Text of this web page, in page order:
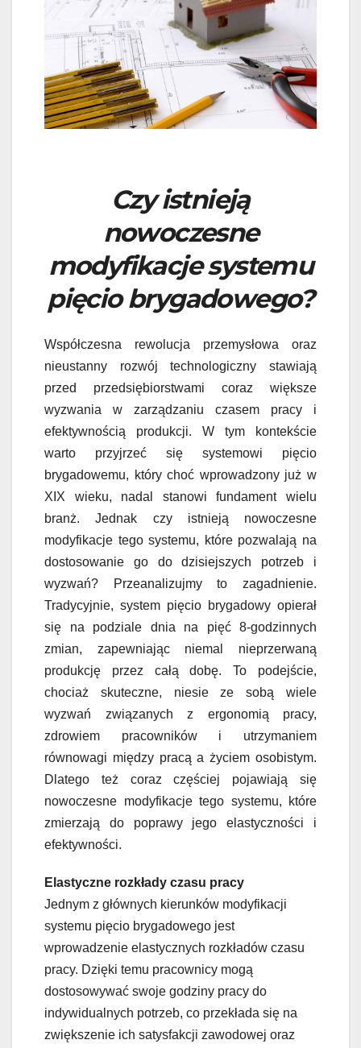
Czy istnieją
nowoczesne
modyfikacje systemu
pięcio brygadowego?
Współczesna rewolucja przemysłowa oraz
nieustanny rozwój technologiczny stawiają
przed przedsiębiorstwami coraz większe
wyzwania w zarządzaniu czasem pracy i
efektywnością produkcji. W tym kontekście
warto przyjrzeć się systemowi pięcio
brygadowemu, który choć wprowadzony już w
XIX wieku, nadal stanowi fundament wielu
branż. Jednak czy istnieją nowoczesne
modyfikacje tego systemu, które pozwalają na
dostosowanie go do dzisiejszych potrzeb i
wyzwań? Przeanalizujmy to zagadnienie.
Tradycyjnie, system pięcio brygadowy opierał
się na podziale dnia na pięć 8-godzinnych
zmian, zapewniając niemal nieprzerwaną
produkcję przez całą dobę. To podejście,
chociaż skuteczne, niesie ze sobą wiele
wyzwań związanych z ergonomią pracy,
zdrowiem pracowników i utrzymaniem
równowagi między pracą a życiem osobistym.
Dlatego też coraz częściej pojawiają się
nowoczesne modyfikacje tego systemu, które
zmierzają do poprawy jego elastyczności i
efektywności.
Elastyczne rozkłady czasu pracy
Jednym z głównych kierunków modyfikacji
systemu pięcio brygadowego jest
wprowadzenie elastycznych rozkładów czasu
pracy. Dzięki temu pracownicy mogą
dostosowywać swoje godziny pracy do
indywidualnych potrzeb, co przekłada się na
zwiększenie ich satysfakcji zawodowej oraz